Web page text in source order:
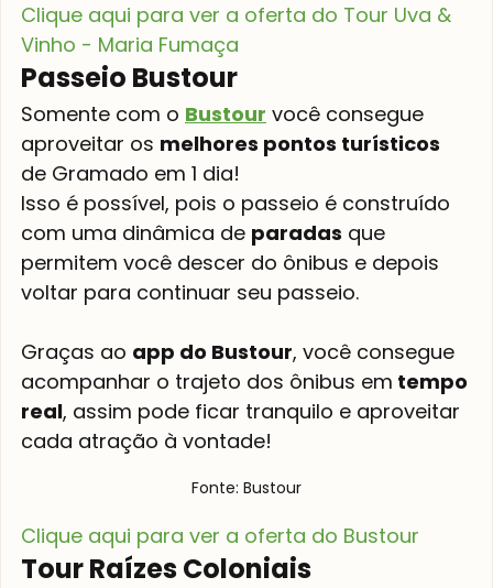
Clique aqui para ver a oferta do Tour Uva &
Vinho - Maria Fumaça
Passeio Bustour
Somente com o Bustour você consegue
aproveitar os melhores pontos turísticos
de Gramado em 1 dia!
Isso é possível, pois o passeio é construído
com uma dinâmica de paradas que
permitem você descer do ônibus e depois
voltar para continuar seu passeio.
Graças ao app do Bustour, você consegue
acompanhar o trajeto dos ônibus em tempo
real, assim pode ficar tranquilo e aproveitar
cada atração à vontade!
Fonte: Bustour
Clique aqui para ver a oferta do Bustour
Tour Raízes Coloniais